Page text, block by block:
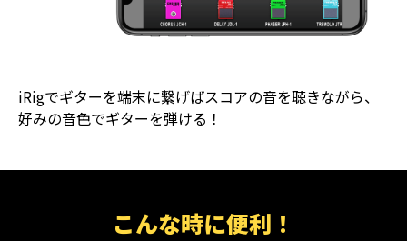
iRigでギターを端末に繋げばスコアの音を聴きながら、
好みの音色でギターを弾ける！
こんな時に便利！